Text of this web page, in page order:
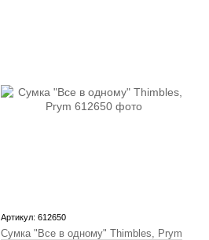
Артикул: 612650
Сумка "Все в одному" Thimbles, Prym